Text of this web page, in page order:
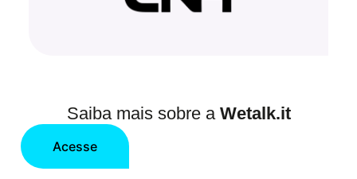
Saiba mais sobre a Wetalk.it
Acesse